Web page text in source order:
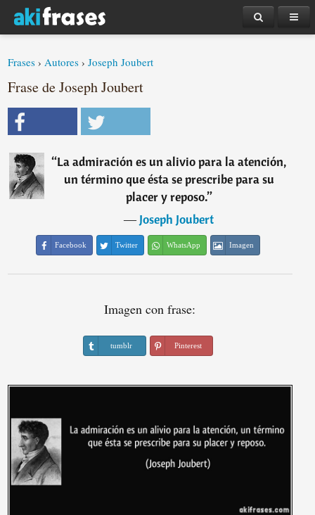
Frases ›Autores ›Joseph Joubert
Frase de Joseph Joubert
“La admiración es un alivio para la atención,
un término que ésta se prescribe para su
placer y reposo.”
―Joseph Joubert
Facebook Twitter WhatsApp Imagen
Imagen con frase:
tumblr Pinterest